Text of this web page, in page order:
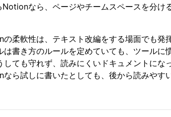
Notionなら、ページやチームスペースを分け
柔軟性は、テキスト改編をする場面でも発
は書き方のルールを定めていても、ツールに
しても守れず、読みにくいドキュメントにな
ら試しに書いたとしても、後から読みやす